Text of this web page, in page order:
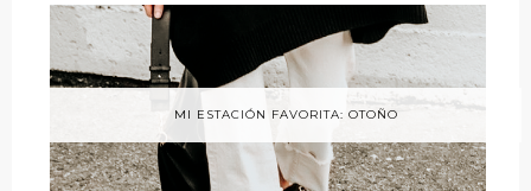
MI ESTACIÓN FAVORITA: OTOÑO